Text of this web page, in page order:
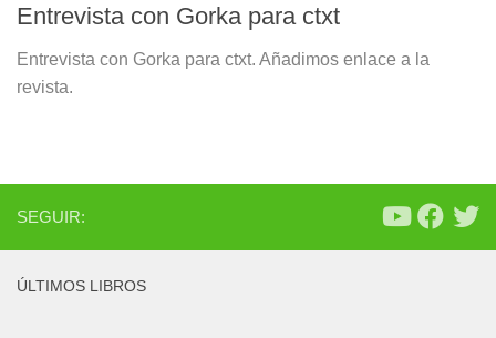
Entrevista con Gorka para ctxt
Entrevista con Gorka para ctxt. Añadimos enlace a la
revista.
SEGUIR:
ÚLTIMOS LIBROS